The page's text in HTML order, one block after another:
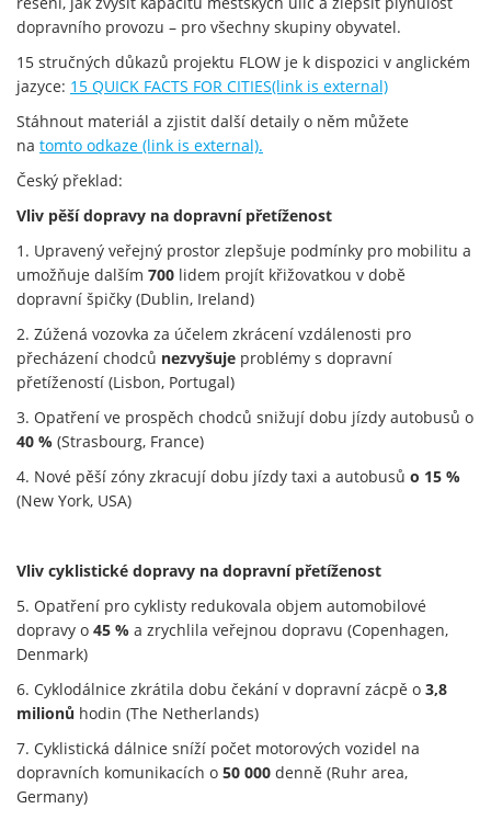
dopravního provozu – pro všechny skupiny obyvatel.
15 stručných důkazů projektu FLOW je k dispozici v anglickém
jazyce: 15 QUICK FACTS FOR CITIES(link is external)
Stáhnout materiál a zjistit další detaily o něm můžete
na tomto odkaze (link is external).
Český překlad:
Vliv pěší dopravy na dopravní přetíženost
1. Upravený veřejný prostor zlepšuje podmínky pro mobilitu a
umožňuje dalším 700 lidem projít křižovatkou v době
dopravní špičky (Dublin, Ireland)
2. Zúžená vozovka za účelem zkrácení vzdálenosti pro
přecházení chodců nezvyšuje problémy s dopravní
přetížeností (Lisbon, Portugal)
3. Opatření ve prospěch chodců snižují dobu jízdy autobusů o
40 % (Strasbourg, France)
4. Nové pěší zóny zkracují dobu jízdy taxi a autobusů o 15 %
(New York, USA)
Vliv cyklistické dopravy na dopravní přetíženost
5. Opatření pro cyklisty redukovala objem automobilové
dopravy o 45 % a zrychlila veřejnou dopravu (Copenhagen,
Denmark)
6. Cyklodálnice zkrátila dobu čekání v dopravní zácpě o 3,8
milionů hodin (The Netherlands)
7. Cyklistická dálnice sníží počet motorových vozidel na
dopravních komunikacích o 50 000 denně (Ruhr area,
Germany)